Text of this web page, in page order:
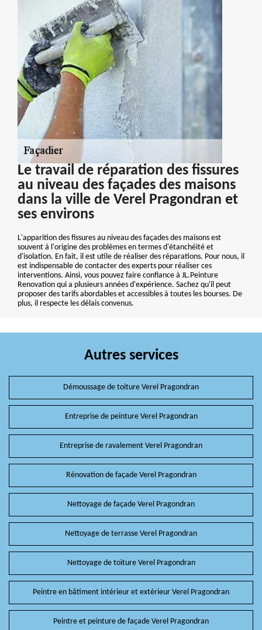
Le travail de réparation des fissures
au niveau des façades des maisons
dans la ville de Verel Pragondran et
ses environs
L'apparition des fissures au niveau des façades des maisons est
souvent à l'origine des problèmes en termes d'étanchéité et
d'isolation. En fait, il est utile de réaliser des réparations. Pour nous, il
est indispensable de contacter des experts pour réaliser ces
interventions. Ainsi, vous pouvez faire confiance à JL.Peinture
Renovation qui a plusieurs années d'expérience. Sachez qu'il peut
proposer des tarifs abordables et accessibles à toutes les bourses. De
plus, il respecte les délais convenus.
Autres services
Démoussage de toiture Verel Pragondran
Entreprise de peinture Verel Pragondran
Entreprise de ravalement Verel Pragondran
Rénovation de façade Verel Pragondran
Nettoyage de façade Verel Pragondran
Nettoyage de terrasse Verel Pragondran
Nettoyage de toiture Verel Pragondran
Peintre en bâtiment intérieur et extérieur Verel Pragondran
Peintre et peinture de façade Verel Pragondran